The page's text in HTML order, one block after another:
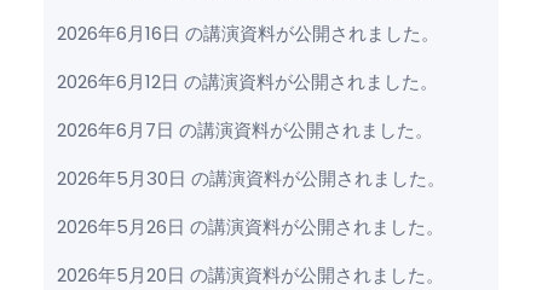
2026年6月16日 の講演資料が公開されました。
2026年6月12日 の講演資料が公開されました。
2026年6月7日 の講演資料が公開されました。
2026年5月30日 の講演資料が公開されました。
2026年5月26日 の講演資料が公開されました。
2026年5月20日 の講演資料が公開されました。